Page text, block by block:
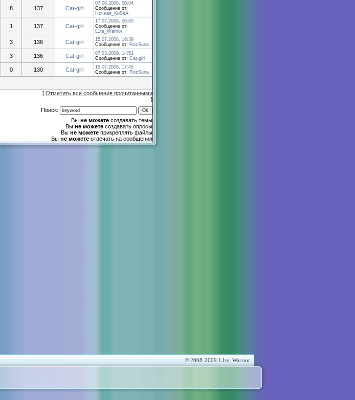
8 137 Cat-girl
07.08.2008, 00:04
Сообщение от:
Ночная_KиSkА
1 137 Cat-girl
17.07.2008, 00:00
Сообщение от:
L1te_Warrior
3 136 Cat-girl
15.07.2008, 16:39
Сообщение от: RozSuna
3 136 Cat-girl
07.03.2009, 14:51
Сообщение от: Cat-girl
0 130 Cat-girl
15.07.2008, 17:45
Сообщение от: RozSuna
[ Отметить все сообщения прочитанными
]
Поиск:
Вы не можетесоздавать темы
Вы не можетесоздавать опросы
Вы не можетеприкреплять файлы
Вы не можетеотвечать на сообщения
© 2008-2009 L1te_Warrior